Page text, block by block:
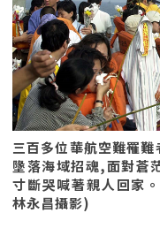
三百多位華航空難罹
墬落海域招魂,面對蒼
寸斷哭喊著親人回家
林永昌攝影)